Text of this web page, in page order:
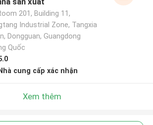
201, Building 11,
Industrial Zone, Tangxia
Dongguan, Guangdong
Quốc
Nhà cung cấp xác nhận
Xem thêm